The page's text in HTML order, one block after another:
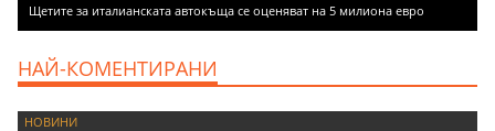
Щетите за италианската автокъща се оценяват на 5 милиона евро
НАЙ-КОМЕНТИРАНИ
НОВИНИ